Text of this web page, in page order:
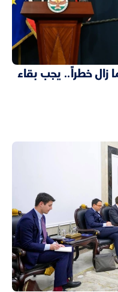
زال خطراً.. يجب بقاء